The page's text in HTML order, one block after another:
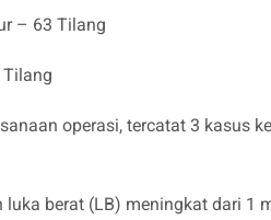
– 63 Tilang
Tilang
operasi, tercatat 3 kasus
luka berat (LB) meningkat dari 1